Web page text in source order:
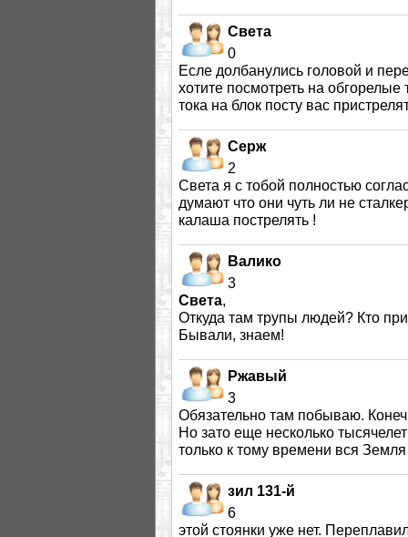
Света
0
Есле долбанулись головой и
хотите посмотреть на
тока на блок посту вас
Серж
2
Света я с тобой полностью
думают что они чуть ли не
калаша пострелять !
Валико
3
Света,
Откуда там трупы людей? Кто
Бывали, знаем!
Ржавый
3
Обязательно там побываю.
Но зато еще несколько
только к тому времени вся
зил 131-й
6
этой стоянки уже нет.